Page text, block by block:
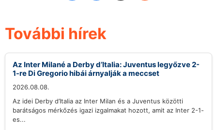
További hírek
Az Inter Milané a Derby d’Italia: Juventus legyőzve 2-
1-re Di Gregorio hibái árnyalják a meccset
2026.08.08.
Az idei Derby d’Italia az Inter Milan és a Juventus közötti
barátságos mérkőzés igazi izgalmakat hozott, amit az Inter 2-1-
es...